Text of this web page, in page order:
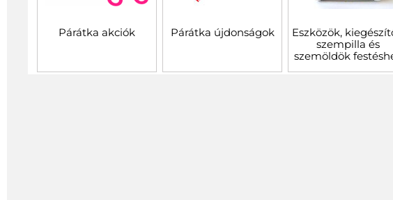
Párátka akciók Párátka újdonságok
Eszközök,
szempilla és
szemöldök